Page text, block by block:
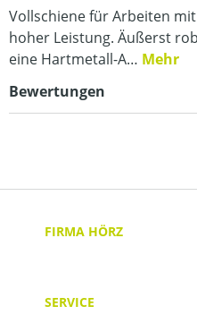
Vollschiene für Arbeiten
hoher Leistung. Äußerst
eine Hartmetall-A… Mehr
Bewertungen
FIRMA HÖRZ
SERVICE